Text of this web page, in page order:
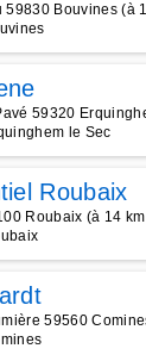
59830 Bouvines (à
59320
le Sec
Roubaix
Roubaix (à 14
59560